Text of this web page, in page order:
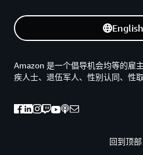
English
回到顶部
Amazon 是一个倡导机会均等的雇
疾人士、退伍军人、性别认同、性